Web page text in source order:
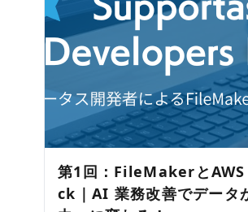
第1回：FileMakerと
ck｜AI 業務改善でデータ